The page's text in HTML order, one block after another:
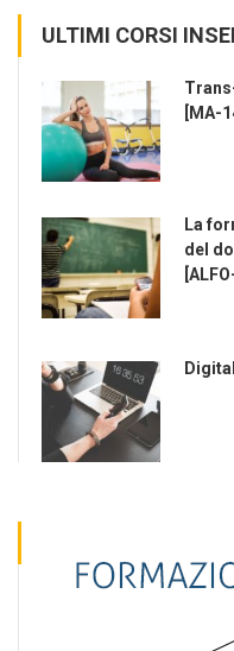
ULTIMI CORSI
[MA-
La
del